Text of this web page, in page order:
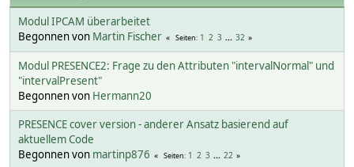
Modul IPCAM überarbeitet
Begonnen von Martin Fischer Seiten 1 2 3 ... 32
Modul PRESENCE2: Frage zu den Attributen "intervalNormal" und
"intervalPresent"
Begonnen von Hermann20
PRESENCE cover version - anderer Ansatz basierend auf
aktuellem Code
Begonnen von martinp876 Seiten 1 2 3 ... 22